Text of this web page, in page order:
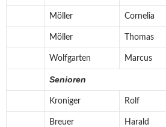
Möller Cornelia
Möller Thomas
Wolfgarten Marcus
Senioren
Kroniger Rolf
Breuer Harald